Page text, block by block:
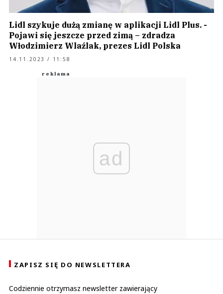
Lidl szykuje dużą zmianę w aplikacji Lidl Plus. -
Pojawi się jeszcze przed zimą – zdradza
Włodzimierz Wlaźlak, prezes Lidl Polska
14.11.2023 / 11:58
ad
ZAPISZ SIĘ DO NEWSLETTERA
Codziennie otrzymasz newsletter zawierający